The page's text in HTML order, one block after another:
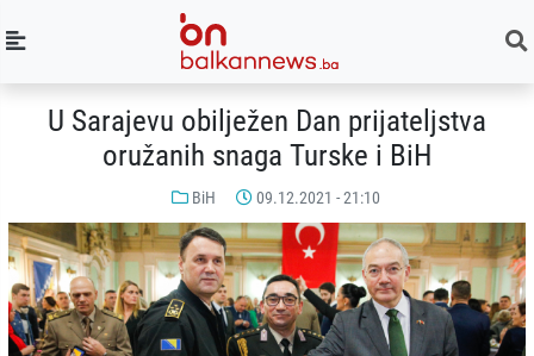
U Sarajevu obilježen Dan prijateljstva
oružanih snaga Turske i BiH
BiH 09.12.2021 - 21:10